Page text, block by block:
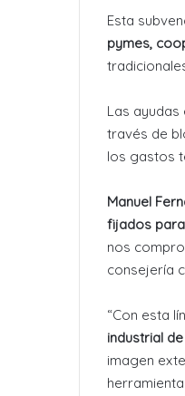
Esta
pymes,
Las
través de
los gastos
Manuel
fijados
nos
consejería
“Con esta
industrial
imagen